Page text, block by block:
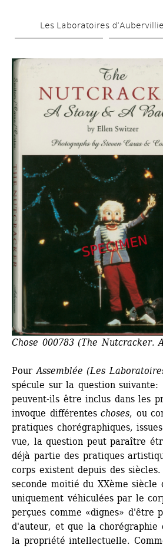
au
principal
Les Laboratoires
Chose 000783 (The Nutcracker.
Pour Assemblée (Les
spécule sur la question suivante:
peuvent-ils être inclus dans les
invoque différentes choses, ou
pratiques chorégraphiques,
vue, la question peut paraître
déjà partie des pratiques
corps existent depuis des
seconde moitié du XXème siècle
uniquement véhiculées par le
perçues comme «dignes» d'être
d'auteur, et que la
la propriété intellectuelle.